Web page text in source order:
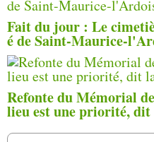
Fait du jour : Le
é de Saint-Maurice-
Refonte du Mémorial
lieu est une priorité,